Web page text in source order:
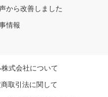
から改善しました
情報
式会社について
取引法に関して